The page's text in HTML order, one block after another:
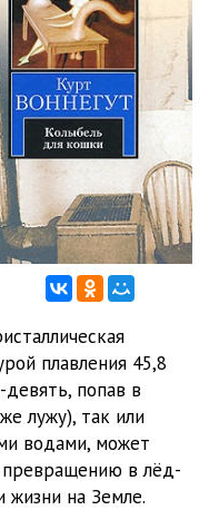
01:29
03:05
01:37
02:21
02:50
04:11
02:31
плавления 45,8
попав в
лужу), так или
водами, может
превращению в лёд-
жизни на Земле.